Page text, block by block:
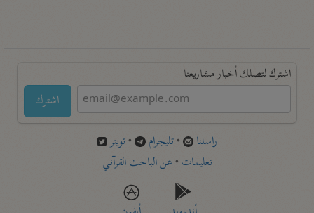
اشترك لتصلك أخبار مشاريعنا
اشترك
راسلنا •تليجرام •تويتر
تعليمات •عن الباحث القرآني